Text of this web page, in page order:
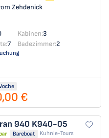
Zehdenick
Kabinen:3
7 Badezimmer:2
€
940 K940-05
Bareboat Kuhnle-Tours